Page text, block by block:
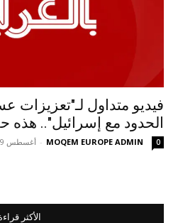
فيديو متداول
الحدود مع إسرائيل".. هذه
MOQEM EUROPE ADMIN
- أغسطس 9, 2025 0
الأكثر